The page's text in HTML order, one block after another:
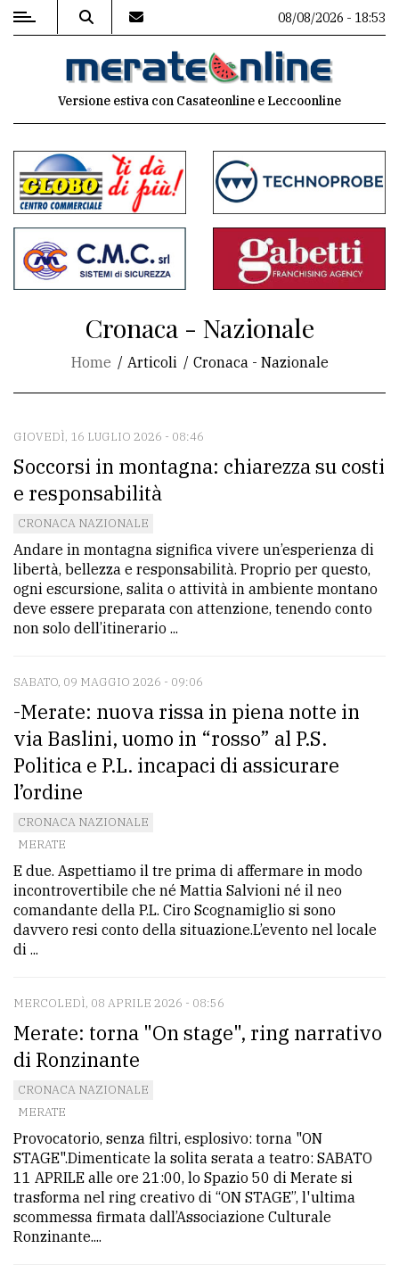
MENU
commenti
Contenuti
del
sito
CONTATTI
La
redazione
Per
la
tua
CERCA
Cerca
per
comune
Ricerca
LE
ALTRE
TESTATE
PRIVACY
policy
Cookie
policy
08/08/2026 - 18:53
Versione estiva con Casateonline e Leccoonline
Cronaca - Nazionale
Home Articoli Cronaca - Nazionale
GIOVEDÌ, 16 LUGLIO 2026 - 08:46
Soccorsi in montagna: chiarezza su costi
e responsabilità
CRONACA NAZIONALE
Andare in montagna significa vivere un’esperienza di
libertà, bellezza e responsabilità. Proprio per questo,
ogni escursione, salita o attività in ambiente montano
deve essere preparata con attenzione, tenendo conto
non solo dell’itinerario ...
SABATO, 09 MAGGIO 2026 - 09:06
-Merate: nuova rissa in piena notte in
via Baslini, uomo in “rosso” al P.S.
Politica e P.L. incapaci di assicurare
l’ordine
CRONACA NAZIONALE
MERATE
E due. Aspettiamo il tre prima di affermare in modo
incontrovertibile che né Mattia Salvioni né il neo
comandante della P.L. Ciro Scognamiglio si sono
davvero resi conto della situazione.L’evento nel locale
di ...
MERCOLEDÌ, 08 APRILE 2026 - 08:56
Merate: torna "On stage", ring narrativo
di Ronzinante
CRONACA NAZIONALE
MERATE
Provocatorio, senza filtri, esplosivo: torna "ON
STAGE".Dimenticate la solita serata a teatro: SABATO
11 APRILE alle ore 21:00, lo Spazio 50 di Merate si
trasforma nel ring creativo di “ON STAGE”, l'ultima
scommessa firmata dall’Associazione Culturale
Ronzinante....